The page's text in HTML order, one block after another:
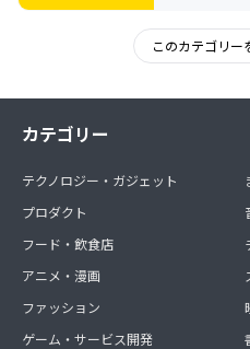
このカテゴリー
カテゴリー
テクノロジー・ガジェット
プロダクト
フード・飲食店
アニメ・漫画
ファッション
ゲーム・サービス開発